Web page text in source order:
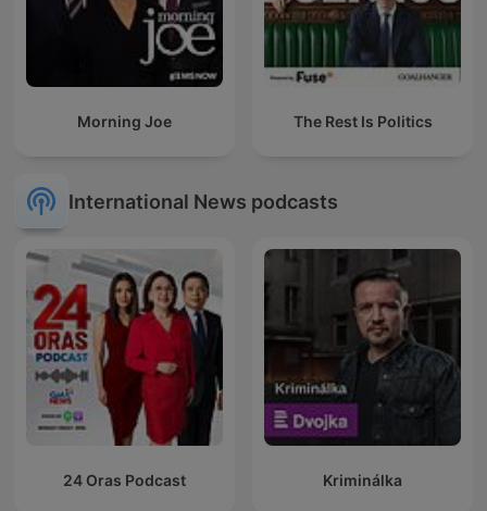
Morning Joe The Rest Is Politics
International News podcasts
24 Oras Podcast Kriminálka